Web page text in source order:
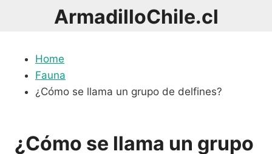
ArmadilloChile.cl
Home
Fauna
¿Cómo se llama un grupo de delfines?
¿Cómo se llama un grupo